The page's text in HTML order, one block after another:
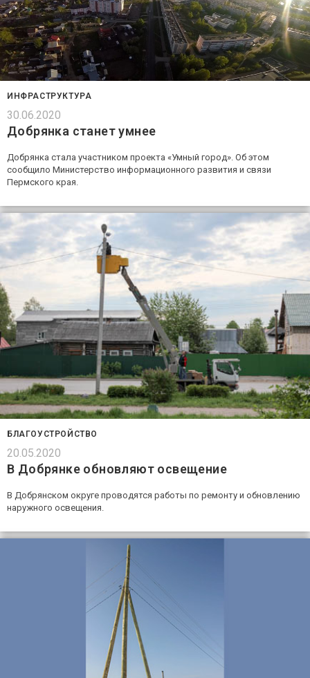
ИНФРАСТРУКТУРА
30.06.2020
Добрянка станет умнее
Добрянка стала участником проекта «Умный город». Об этом
сообщило Министерство информационного развития и связи
Пермского края.
БЛАГОУСТРОЙСТВО
20.05.2020
В Добрянке обновляют освещение
В Добрянском округе проводятся работы по ремонту и обновлению
наружного освещения.